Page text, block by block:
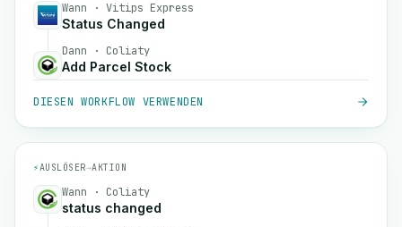
Wann · Vitips Express
Status Changed
Dann · Coliaty
Add Parcel Stock
DIESEN WORKFLOW VERWENDEN
⚡AUSLÖSER→AKTION
Wann · Coliaty
status changed